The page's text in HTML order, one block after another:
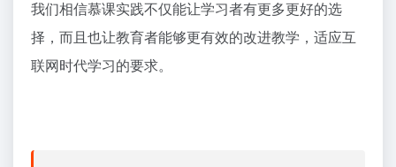
我们相信慕课实践不仅能让学习者有更多更好的选
择，而且也让教育者能够更有效的改进教学，适应互
联网时代学习的要求。